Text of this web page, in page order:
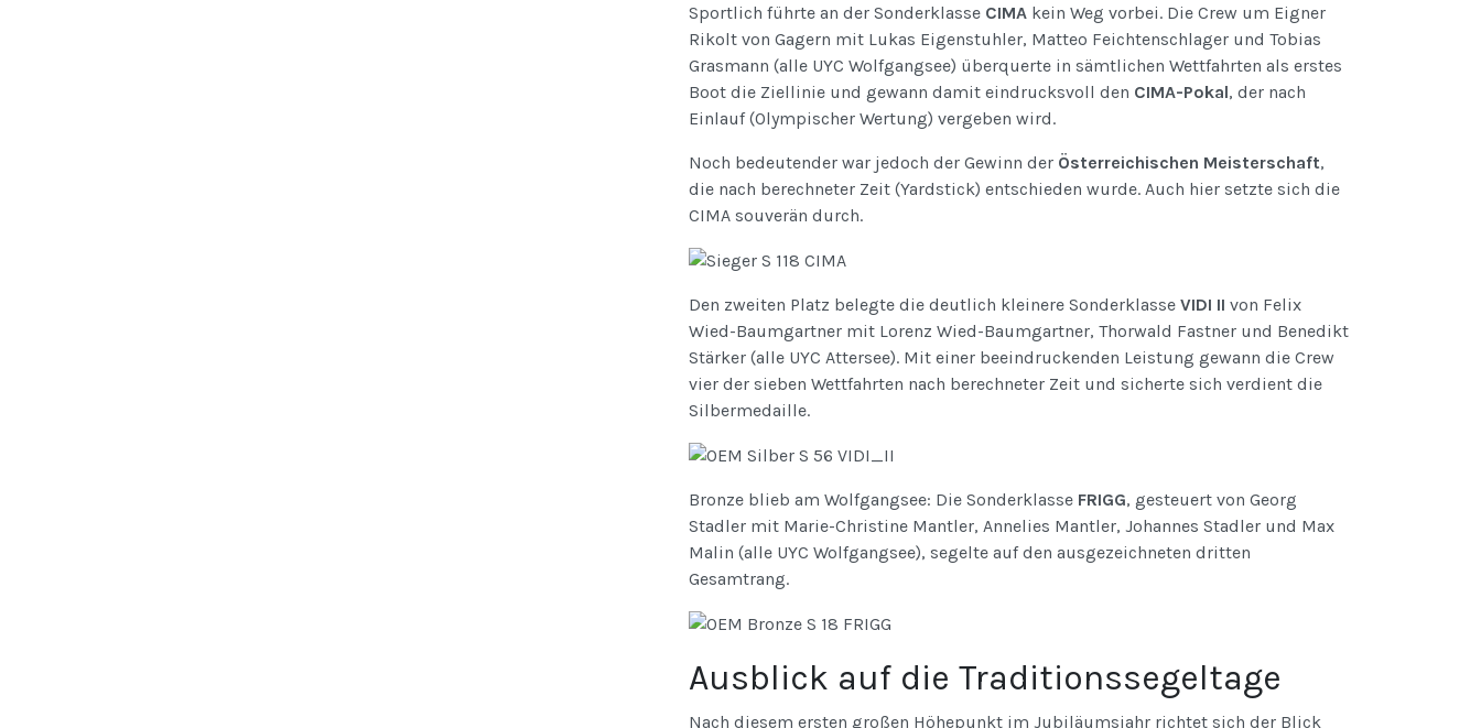
Sportlich führte an der Sonderklasse CIMAkein Weg vorbei. Die Crew um Eigner
Rikolt von Gagern mit Lukas Eigenstuhler, Matteo Feichtenschlager und Tobias
Grasmann (alle UYC Wolfgangsee) überquerte in sämtlichen Wettfahrten als erstes
Boot die Ziellinie und gewann damit eindrucksvoll den CIMA-Pokal, der nach
Einlauf (Olympischer Wertung) vergeben wird.
Noch bedeutender war jedoch der Gewinn der Österreichischen Meisterschaft,
die nach berechneter Zeit (Yardstick) entschieden wurde. Auch hier setzte sich die
CIMA souverän durch.
Den zweiten Platz belegte die deutlich kleinere Sonderklasse VIDI II von Felix
Wied-Baumgartner mit Lorenz Wied-Baumgartner, Thorwald Fastner und Benedikt
Stärker (alle UYC Attersee). Mit einer beeindruckenden Leistung gewann die Crew
vier der sieben Wettfahrten nach berechneter Zeit und sicherte sich verdient die
Silbermedaille.
Bronze blieb am Wolfgangsee: Die Sonderklasse FRIGG, gesteuert von Georg
Stadler mit Marie-Christine Mantler, Annelies Mantler, Johannes Stadler und Max
Malin (alle UYC Wolfgangsee), segelte auf den ausgezeichneten dritten
Gesamtrang.
Ausblick auf die Traditionssegeltage
Nach diesem ersten großen Höhepunkt im Jubiläumsjahr richtet sich der Blick